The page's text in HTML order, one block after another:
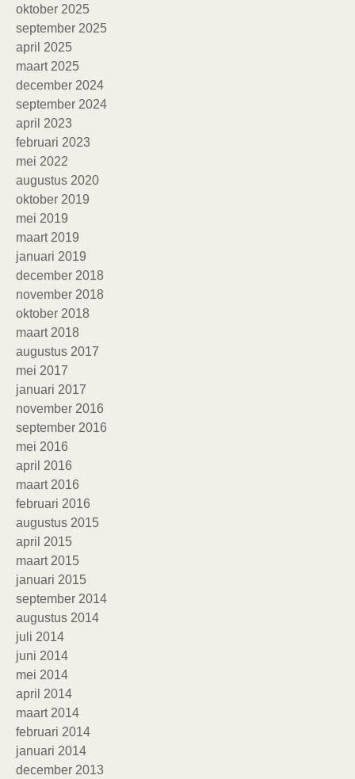
oktober 2025
september 2025
april 2025
maart 2025
december 2024
september 2024
april 2023
februari 2023
mei 2022
augustus 2020
oktober 2019
mei 2019
maart 2019
januari 2019
december 2018
november 2018
oktober 2018
maart 2018
augustus 2017
mei 2017
januari 2017
november 2016
september 2016
mei 2016
april 2016
maart 2016
februari 2016
augustus 2015
april 2015
maart 2015
januari 2015
september 2014
augustus 2014
juli 2014
juni 2014
mei 2014
april 2014
maart 2014
februari 2014
januari 2014
december 2013